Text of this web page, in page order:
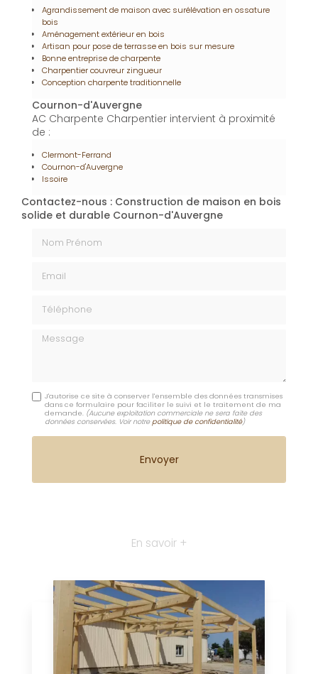
Agrandissement de maison avec surélévation en ossature
bois
Aménagement extérieur en bois
Artisan pour pose de terrasse en bois sur mesure
Bonne entreprise de charpente
Charpentier couvreur zingueur
Conception charpente traditionnelle
Cournon-d'Auvergne
AC Charpente Charpentier intervient à proximité
de :
Clermont-Ferrand
Cournon-d'Auvergne
Issoire
Contactez-nous : Construction de maison en bois
solide et durable Cournon-d'Auvergne
Message
J'autorise ce site à conserver l'ensemble des données transmises
dans ce formulaire pour faciliter le suivi et le traitement de ma
demande. (Aucune exploitation commerciale ne sera faite des
données conservées. Voir notre politique de confidentialité)
En savoir +